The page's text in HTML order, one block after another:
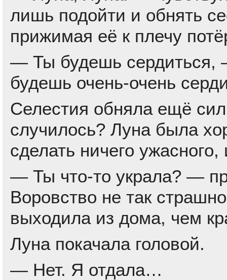
лишь подойти и обнять
прижимая её к плечу
— Ты будешь сердиться,
будешь очень-очень
Селестия обняла ещё
случилось? Луна была
сделать ничего
— Ты что-то украла? —
Воровство не так
выходила из дома, чем
Луна покачала головой.
— Нет. Я отдала…